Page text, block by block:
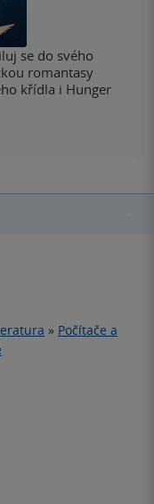
se do svého
romantasy
křídla i Hunger
» Počítače a